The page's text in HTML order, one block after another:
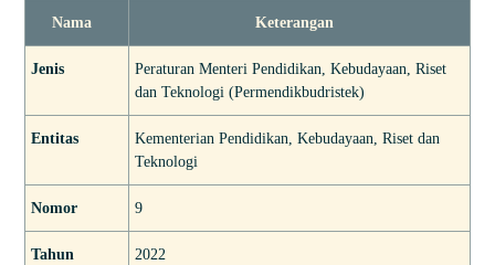
Nama Keterangan
Jenis
Peraturan Menteri Pendidikan, Kebudayaan, Riset
dan Teknologi (Permendikbudristek)
Entitas
Kementerian Pendidikan, Kebudayaan, Riset dan
Teknologi
Nomor 9
Tahun 2022